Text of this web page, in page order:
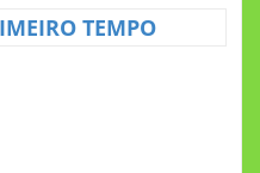
TEMPO